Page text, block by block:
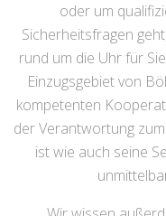
oder um
Sicherheitsfragen
rund um die Uhr für
Einzugsgebiet von
kompetenten
der Verantwortung
ist wie auch seine